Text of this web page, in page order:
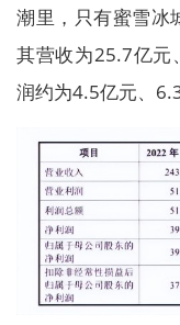
潮里，只有蜜雪冰
其营收为25.7亿元
润约为4.5亿元、